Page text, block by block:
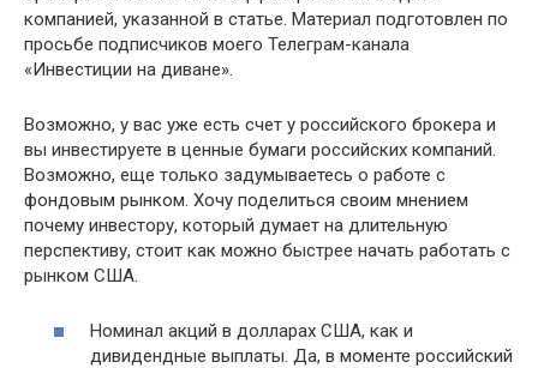
компанией, указанной в статье. Материал подготовлен по
просьбе подписчиков моего Телеграм-канала
«Инвестиции на диване».
Возможно, у вас уже есть счет у российского брокера и
вы инвестируете в ценные бумаги российских компаний.
Возможно, еще только задумываетесь о работе с
фондовым рынком. Хочу поделиться своим мнением
почему инвестору, который думает на длительную
перспективу, стоит как можно быстрее начать работать с
рынком США.
Номинал акций в долларах США, как и
дивидендные выплаты. Да, в моменте российский